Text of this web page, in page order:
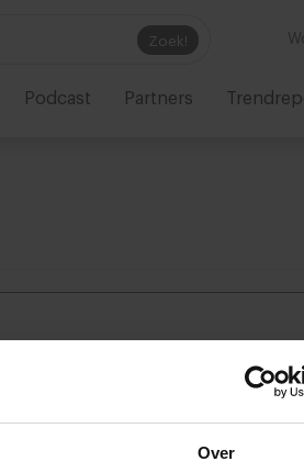
Over
Zoek!
Podcast Partners